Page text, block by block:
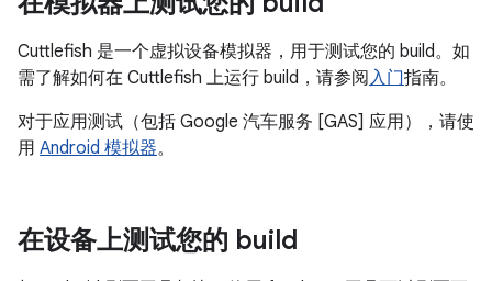
Cuttlefish 是一个虚拟设备模拟器，用于测试您的 build。如
需了解如何在 Cuttlefish 上运行 build，请参阅入门指南。
对于应用测试（包括 Google 汽车服务 [GAS] 应用），请使
用 Android 模拟器。
在设备上测试您的 build